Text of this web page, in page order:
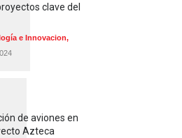
clave del
e Innovacion,
de aviones en
Azteca